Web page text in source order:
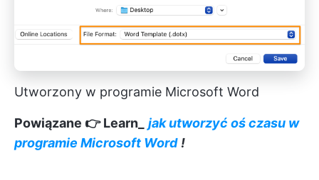
Utworzony w programie Microsoft Word
Powiązane 👉 Learn_
jak utworzyć oś czasu w
programie Microsoft Word !